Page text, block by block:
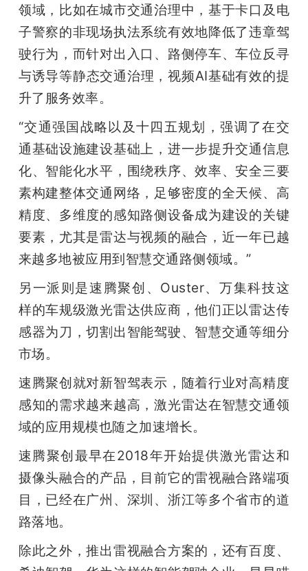
领域，比如在城市交通治理中，基于卡口及电
子警察的非现场执法系统有效地降低了违章驾
驶行为，而针对出入口、路侧停车、车位反寻
与诱导等静态交通治理，视频AI基础有效的提
升了服务效率。
“交通强国战略以及十四五规划，强调了在交
通基础设施建设基础上，进一步提升交通信息
化、智能化水平，围绕秩序、效率、安全三要
素构建整体交通网络，足够密度的全天候、高
精度、多维度的感知路侧设备成为建设的关键
要素，尤其是雷达与视频的融合，近一年已越
来越多地被应用到智慧交通路侧领域。”
另一派则是速腾聚创、Ouster、万集科技这
样的车规级激光雷达供应商，他们正以雷达传
感器为刀，切割出智能驾驶、智慧交通等细分
市场。
速腾聚创就对新智驾表示，随着行业对高精度
感知的需求越来越高，激光雷达在智慧交通领
域的应用规模也随之加速增长。
速腾聚创最早在2018年开始提供激光雷达和
摄像头融合的产品，目前它的雷视融合路端项
目，已经在广州、深圳、浙江等多个省市的道
路落地。
除此之外，推出雷视融合方案的，还有百度、